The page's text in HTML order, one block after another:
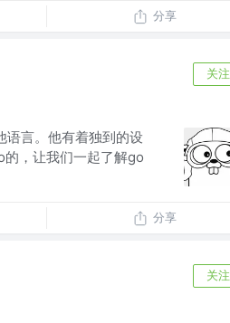
分享
关注
语言。他有着独到的设
，让我们一起了解go
分享
关注